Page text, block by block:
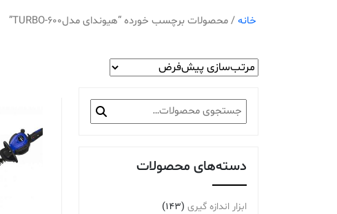
خانه/ محصولات برچسب خورده “هیوندای مدلTURBO-600”
جستجو
برای:
دسته‌های محصولات
ابزار اندازه گیری (143)